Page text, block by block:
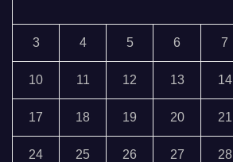
3 4 5 6 7
10 11 12 13 14
17 18 19 20 21
24 25 26 27 28